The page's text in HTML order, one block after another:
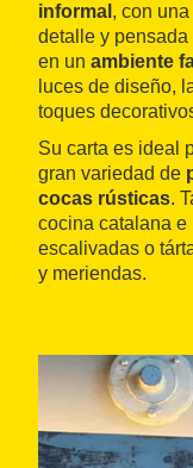
informal , con
detalle y pensada
en un ambiente
luces de diseño,
toques
Su carta es ideal
gran variedad de
cocas rústicas.
cocina catalana
escalivadas o
y meriendas.